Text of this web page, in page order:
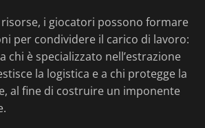
i giocatori possono formare
per condividere il carico di lavoro:
chi è specializzato nell’estrazione
la logistica e a chi protegge la
al fine di costruire un imponente